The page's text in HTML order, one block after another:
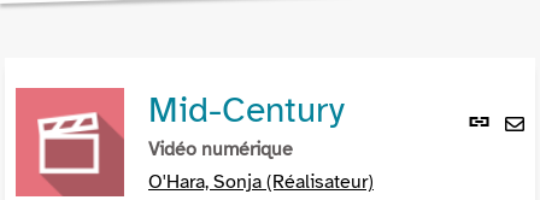
Lien
Mid-Century
Vidéo numérique
O'Hara, Sonja (Réalisateur)